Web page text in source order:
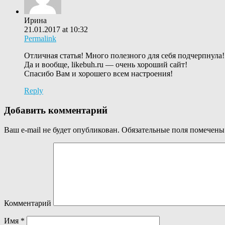
Ирина
21.01.2017 at 10:32
Permalink
Отличная статья! Много полезного для себя подчерпнула!
Да и вообще, likebuh.ru — очень хороший сайт!
Спасибо Вам и хорошего всем настроения!
Reply
Добавить комментарий
Ваш e-mail не будет опубликован. Обязательные поля
Комментарий
Имя *